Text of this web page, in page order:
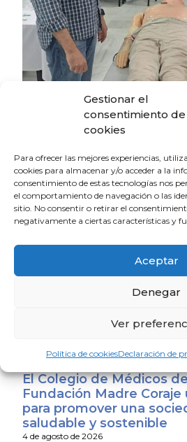
Gestionar el
consentimiento de
cookies
Para ofrecer las mejores experiencias,
cookies para almacenar y/o acceder a la
consentimiento de estas tecnologías nos
el comportamiento de navegación o las
sitio. No consentir o retirar el
negativamente a ciertas características y
Aceptar
Denegar
Ver
Política de cookiesDeclaración de
La Escuela de Verano
programación con una
personas mayores
El Colegio de Médicos
Fundación Madre
para promover una
saludable y sostenible
4 de agosto de 2026